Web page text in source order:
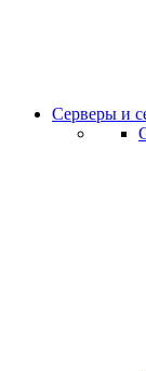
Серверы и